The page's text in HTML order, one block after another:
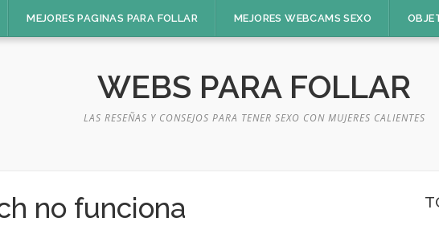
MEJORES PAGINAS PARA FOLLAR MEJORES WEBCAMS SEXO
WEBS PARA FOLLAR
LAS RESEÑAS Y CONSEJOS PARA TENER SEXO CON MUJERES CALIENTES
no funciona